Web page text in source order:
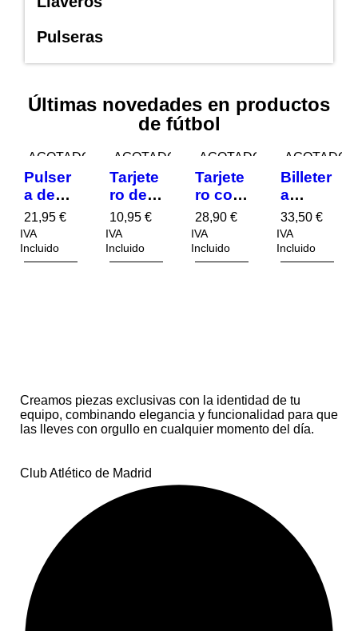
Pulseras
Últimas novedades en productos
de fútbol
AGOTADO
Pulser
a de
Cuero
Trenza
do,
Cierre
21,95 €
IVA
Incluido
AGOTADO
Tarjete
ro de
Socio
Atlétic
o de
Madrid
10,95 €
IVA
Incluido
AGOTADO
Tarjete
ro con
Moned
ero,
Atlétic
o de
28,90 €
IVA
Incluido
AGOTADO
Billeter
a
Americ
ana de
Piel,
Diseño
33,50 €
IVA
Incluido
Creamos piezas exclusivas con la identidad de tu
equipo, combinando elegancia y funcionalidad para que
las lleves con orgullo en cualquier momento del día.
Club Atlético de Madrid